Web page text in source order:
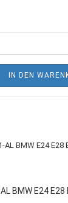
IN DEN
BMW E24 E28